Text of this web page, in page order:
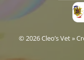
© 2026 Cleo’s Vet »